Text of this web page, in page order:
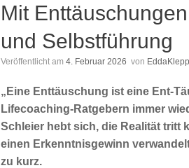
Mit
und Selbstführung
Veröffentlicht am 4. Februar 2026 von EddaKlepp
„Eine Enttäuschung ist eine Ent-
Lifecoaching-Ratgebern immer
Schleier hebt sich, die Realität tritt
einen Erkenntnisgewinn
zu kurz.